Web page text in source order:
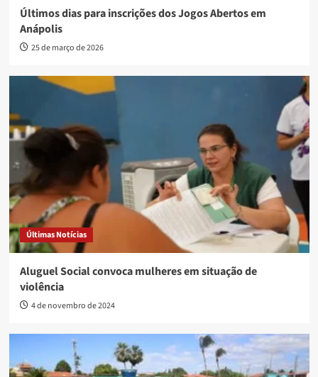
Últimos dias para inscrições dos Jogos Abertos em
Anápolis
25 de março de 2026
Últimas Notícias
Aluguel Social convoca mulheres em situação de
violência
4 de novembro de 2024